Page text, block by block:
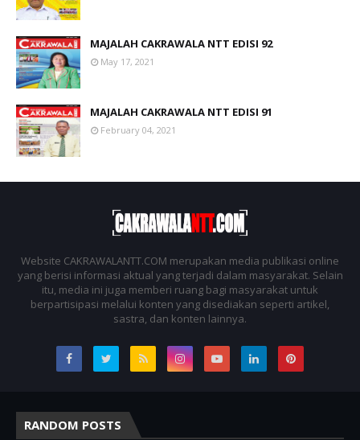
MAJALAH CAKRAWALA NTT EDISI 92
May 17, 2021
MAJALAH CAKRAWALA NTT EDISI 91
February 04, 2021
Website CAKRAWALANTT.COM merupakan media publikasi online
yang berisi informasi aktual yang terjadi dalam masyarakat. Selain
itu, media ini juga memberi ruang bagi masyarakat untuk
berpartisipasi melalui konten yang disediakan seperti artikel,
sastra, dan konten lainnya.
RANDOM POSTS